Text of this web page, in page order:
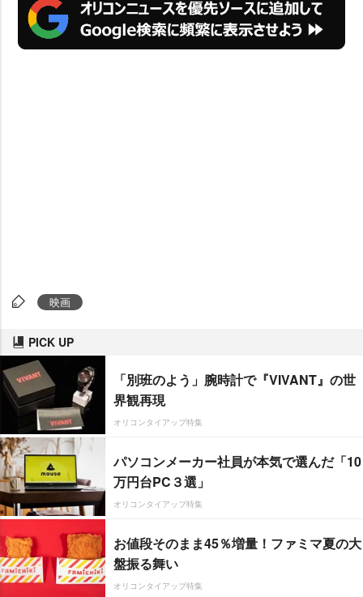
映画
PICK UP
「別班のよう」腕時計で『VIVANT』の世
界観再現
オリコンタイアップ特集
パソコンメーカー社員が本気で選んだ「10
万円台PC３選」
オリコンタイアップ特集
お値段そのまま45％増量！ファミマ夏の大
盤振る舞い
オリコンタイアップ特集